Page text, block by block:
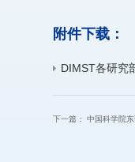
附件下载：
DIMST各研究
下一篇： 中国科学院